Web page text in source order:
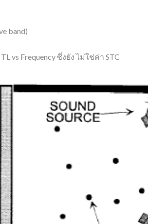
band)
vs Frequency ซึ่งยัง ไม่ใช่ค่า STC